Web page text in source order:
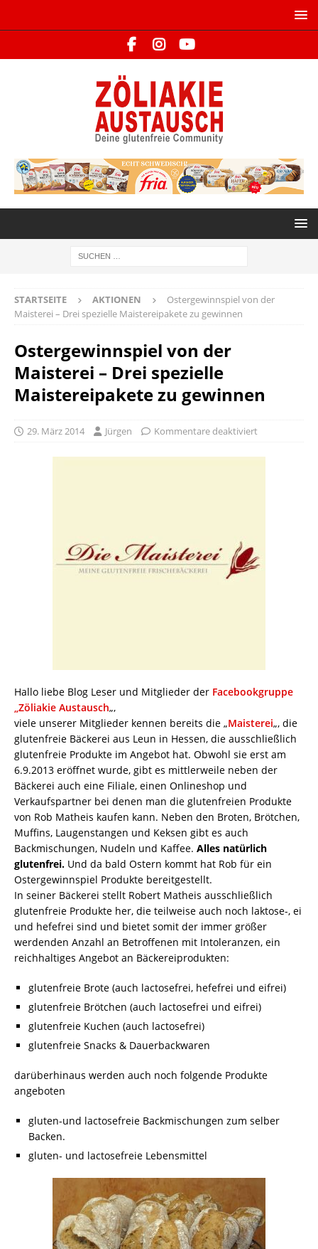
STARTSEITE AKTIONEN
Ostergewinnspiel von der
Maisterei – Drei spezielle Maistereipakete zu gewinnen
Ostergewinnspiel von der
Maisterei – Drei spezielle
Maistereipakete zu gewinnen
29. März 2014 Jürgen Kommentare deaktiviert
Hallo liebe Blog Leser und Mitglieder der Facebookgruppe
„Zöliakie Austausch„,
viele unserer Mitglieder kennen bereits die „Maisterei„, die
glutenfreie Bäckerei aus Leun in Hessen, die ausschließlich
glutenfreie Produkte im Angebot hat. Obwohl sie erst am
6.9.2013 eröffnet wurde, gibt es mittlerweile neben der
Bäckerei auch eine Filiale, einen Onlineshop und
Verkaufspartner bei denen man die glutenfreien Produkte
von Rob Matheis kaufen kann. Neben den Broten, Brötchen,
Muffins, Laugenstangen und Keksen gibt es auch
Backmischungen, Nudeln und Kaffee. Alles natürlich
glutenfrei. Und da bald Ostern kommt hat Rob für ein
Ostergewinnspiel Produkte bereitgestellt.
In seiner Bäckerei stellt Robert Matheis ausschließlich
glutenfreie Produkte her, die teilweise auch noch laktose-, ei
und hefefrei sind und bietet somit der immer größer
werdenden Anzahl an Betroffenen mit Intoleranzen, ein
reichhaltiges Angebot an Bäckereiprodukten:
glutenfreie Brote (auch lactosefrei, hefefrei und eifrei)
glutenfreie Brötchen (auch lactosefrei und eifrei)
glutenfreie Kuchen (auch lactosefrei)
glutenfreie Snacks & Dauerbackwaren
darüberhinaus werden auch noch folgende Produkte
angeboten
gluten-und lactosefreie Backmischungen zum selber
Backen.
gluten- und lactosefreie Lebensmittel